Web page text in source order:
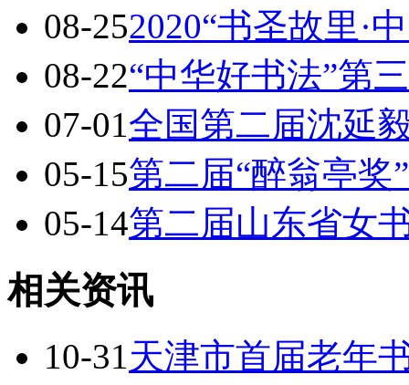
08-252020“书圣故里·
08-22“中华好书法”第
07-01全国第二届沈延
05-15第二届“醉翁亭
05-14第二届山东省女
相关资讯
10-31天津市首届老年